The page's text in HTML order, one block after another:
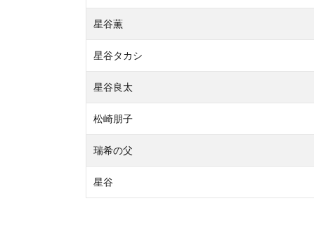
星谷薫
星谷タカシ
星谷良太
松崎朋子
瑞希の父
星谷